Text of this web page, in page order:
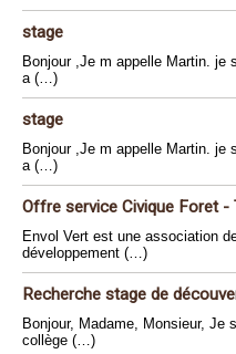
stage
Bonjour ,Je m appelle Martin.
a (…)
stage
Bonjour ,Je m appelle Martin.
a (…)
Offre service Civique Foret -
Envol Vert est une association
développement (…)
Recherche stage de
Bonjour, Madame, Monsieur, Je
collège (…)